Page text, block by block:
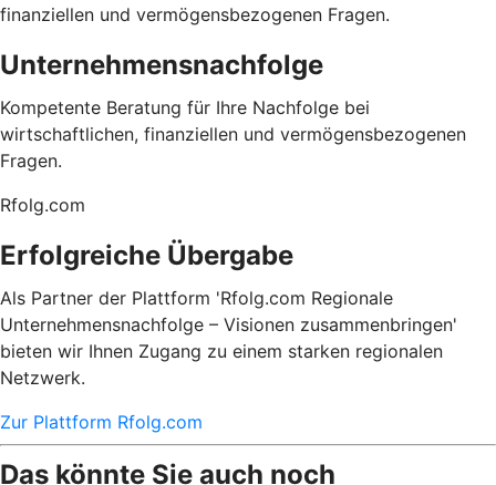
finanziellen und vermögensbezogenen Fragen.
Unternehmensnachfolge
Kompetente Beratung für Ihre Nachfolge bei
wirtschaftlichen, finanziellen und vermögensbezogenen
Fragen.
Rfolg.com
Erfolgreiche Übergabe
Als Partner der Plattform 'Rfolg.com Regionale
Unternehmensnachfolge – Visionen zusammenbringen'
bieten wir Ihnen Zugang zu einem starken regionalen
Netzwerk.
Zur Plattform Rfolg.com
Das könnte Sie auch noch